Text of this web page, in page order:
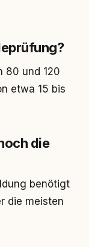
80 und 120
etwa 15 bis
die
benötigt
die meisten